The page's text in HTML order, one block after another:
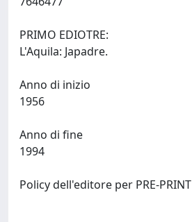
PRIMO EDIOTRE:
Anno di inizio
Anno di fine
Policy dell'editore per PRE-PRINT